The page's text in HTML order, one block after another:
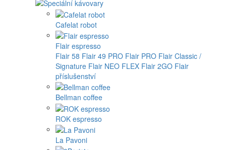
Cafelat robot
Flair espresso
Flair 58 Flair 49 PRO Flair PRO Flair Classic /
Signature Flair NEO FLEX Flair 2GO Flair
příslušenství
Bellman coffee
ROK espresso
La Pavoni